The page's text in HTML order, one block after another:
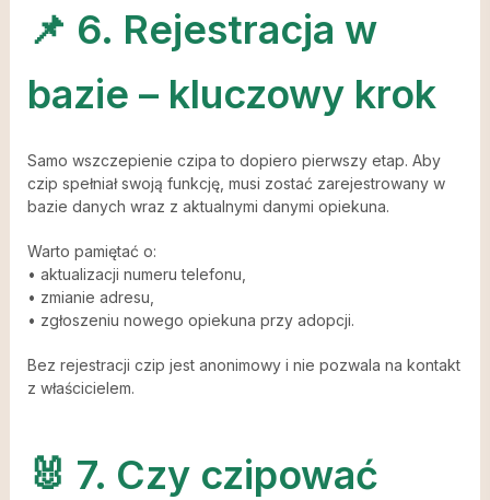
📌 6. Rejestracja w
bazie – kluczowy krok
Samo wszczepienie czipa to dopiero pierwszy etap. Aby
czip spełniał swoją funkcję, musi zostać zarejestrowany w
bazie danych wraz z aktualnymi danymi opiekuna.
Warto pamiętać o:
• aktualizacji numeru telefonu,
• zmianie adresu,
• zgłoszeniu nowego opiekuna przy adopcji.
Bez rejestracji czip jest anonimowy i nie pozwala na kontakt
z właścicielem.
🐰 7. Czy czipować